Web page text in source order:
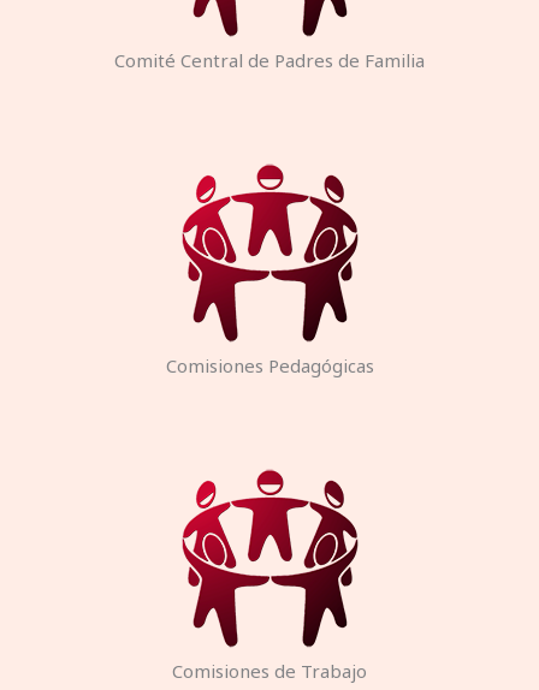
Comité Central de Padres de Familia
Comisiones Pedagógicas
Comisiones de Trabajo